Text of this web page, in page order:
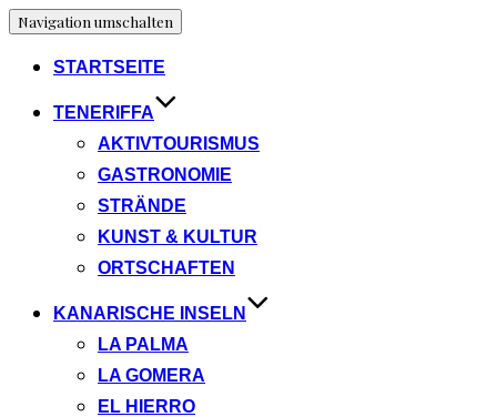
Navigation umschalten
STARTSEITE
TENERIFFA
AKTIVTOURISMUS
GASTRONOMIE
STRÄNDE
KUNST & KULTUR
ORTSCHAFTEN
KANARISCHE INSELN
LA PALMA
LA GOMERA
EL HIERRO